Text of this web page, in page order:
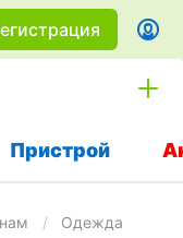
Пристрой
Одежда